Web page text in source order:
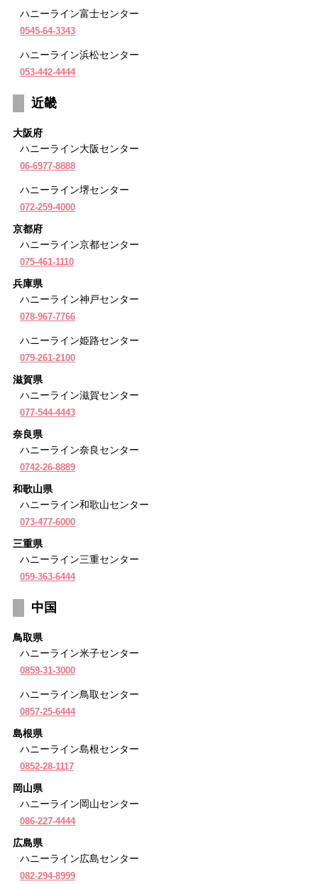
ハニーライン富士センター
0545-64-3343
ハニーライン浜松センター
053-442-4444
近畿
大阪府
ハニーライン大阪センター
06-6977-8888
ハニーライン堺センター
072-259-4000
京都府
ハニーライン京都センター
075-461-1110
兵庫県
ハニーライン神戸センター
078-967-7766
ハニーライン姫路センター
079-261-2100
滋賀県
ハニーライン滋賀センター
077-544-4443
奈良県
ハニーライン奈良センター
0742-26-8889
和歌山県
ハニーライン和歌山センター
073-477-6000
三重県
ハニーライン三重センター
059-363-6444
中国
鳥取県
ハニーライン米子センター
0859-31-3000
ハニーライン鳥取センター
0857-25-6444
島根県
ハニーライン島根センター
0852-28-1117
岡山県
ハニーライン岡山センター
086-227-4444
広島県
ハニーライン広島センター
082-294-8999